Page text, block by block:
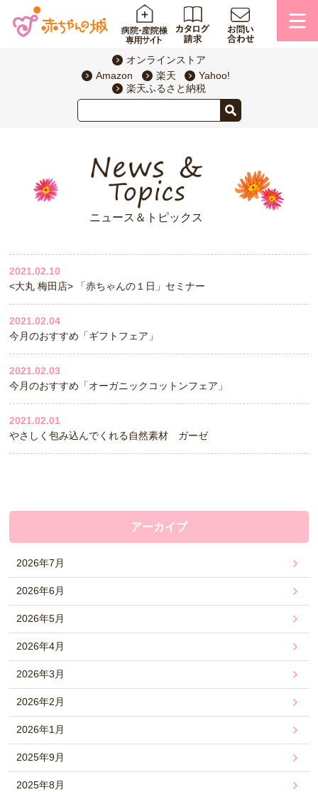
オンラインストア
Amazon
楽天
Yahoo!
楽天ふるさと納税
ニュース＆トピックス
2021.02.10
<大丸 梅田店> 「赤ちゃんの１日」セミナー
2021.02.04
今月のおすすめ「ギフトフェア」
2021.02.03
今月のおすすめ「オーガニックコットンフェア」
2021.02.01
やさしく包み込んでくれる自然素材 ガーゼ
アーカイブ
2026年7月
2026年6月
2026年5月
2026年4月
2026年3月
2026年2月
2026年1月
2025年9月
2025年8月